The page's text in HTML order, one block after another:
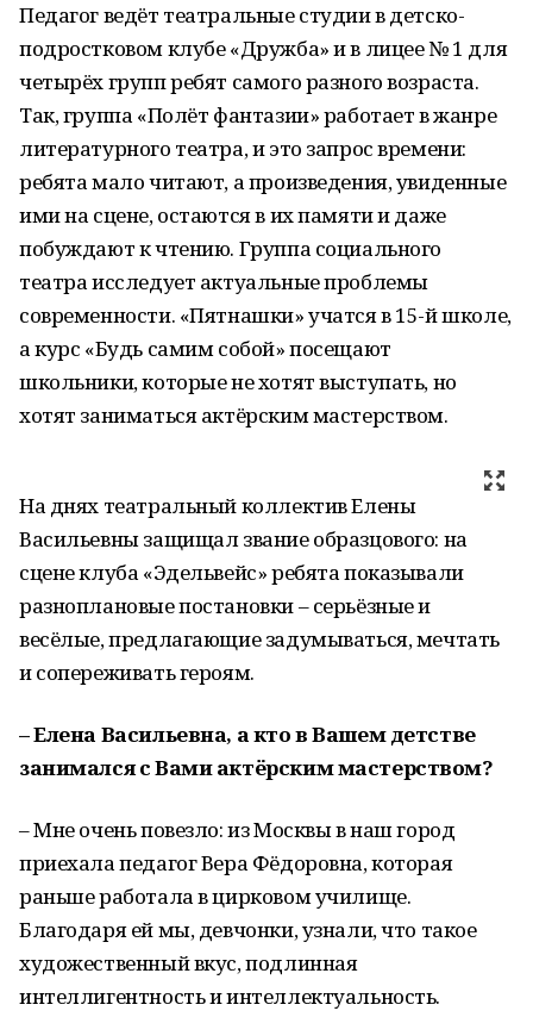
Педагог ведёт театральные студии в детско-
подростковом клубе «Дружба» и в лицее № 1 для
четырёх групп ребят самого разного возраста.
Так, группа «Полёт фантазии» работает в жанре
литературного театра, и это запрос времени:
ребята мало читают, а произведения, увиденные
ими на сцене, остаются в их памяти и даже
побуждают к чтению. Группа социального
театра исследует актуальные проблемы
современности. «Пятнашки» учатся в 15-й школе,
а курс «Будь самим собой» посещают
школьники, которые не хотят выступать, но
хотят заниматься актёрским мастерством.
На днях театральный коллектив Елены
Васильевны защищал звание образцового: на
сцене клуба «Эдельвейс» ребята показывали
разноплановые постановки – серьёзные и
весёлые, предлагающие задумываться, мечтать
и сопереживать героям.
– Елена Васильевна, а кто в Вашем детстве
занимался с Вами актёрским мастерством?
– Мне очень повезло: из Москвы в наш город
приехала педагог Вера Фёдоровна, которая
раньше работала в цирковом училище.
Благодаря ей мы, девчонки, узнали, что такое
художественный вкус, подлинная
интеллигентность и интеллектуальность.